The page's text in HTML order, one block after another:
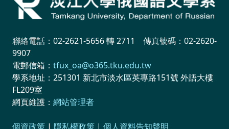
聯絡電話：02-2621-5656 轉 2711 傳真號碼：02-2620-
9907
電郵信箱： tfux_oa@o365.tku.edu.tw
學系地址：251301 新北市淡水區英專路151號 外語大樓
FL209室
網頁維護： 網站管理者
個資政策 | 隱私權政策 | 個人資料告知聲明